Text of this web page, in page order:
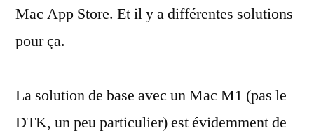
un
Mac App Store. Et il y a différentes solutions
pour ça.
La solution de base avec un Mac M1 (pas le
DTK, un peu particulier) est évidemment de